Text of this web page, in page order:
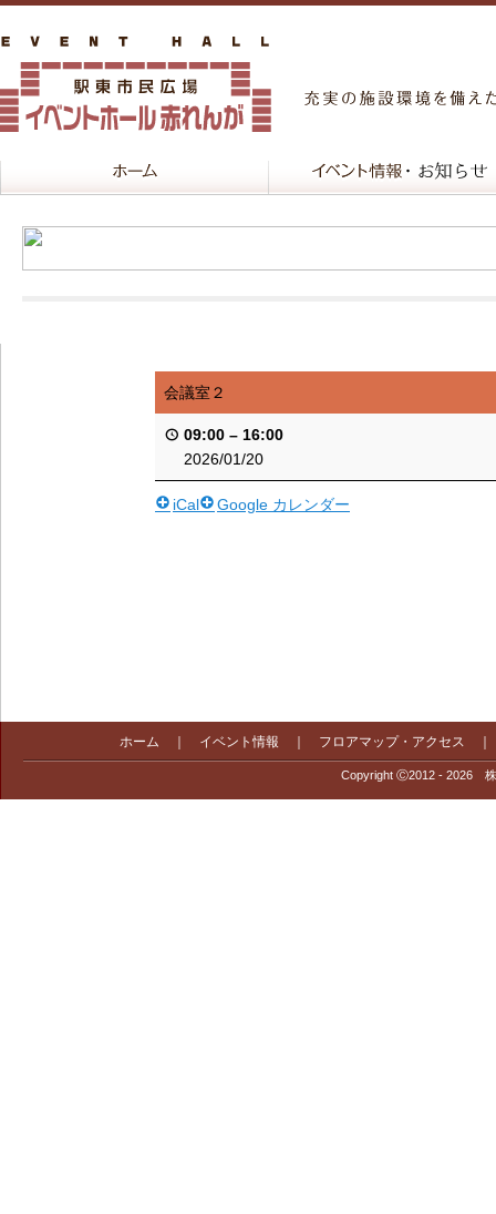
会議室２
09:00 – 16:00
2026/01/20
iCal Google カレンダー
ホーム イベント情報 フロアマップ・アクセス
Copyright Ⓒ2012 - 2026 株